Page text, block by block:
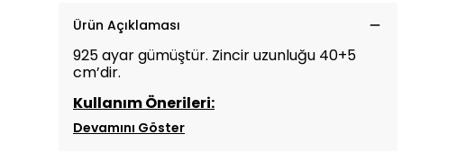
Ürün Açıklaması
925 ayar gümüştür. Zincir uzunluğu 40+5
cm’dir.
Kullanım Önerileri:
Devamını Göster